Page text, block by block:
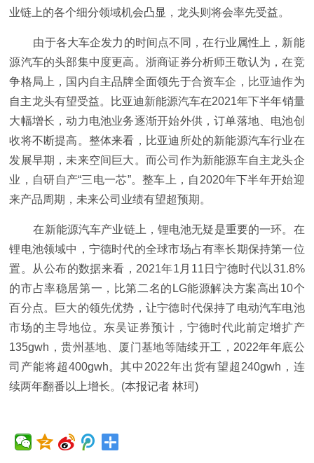
业链上的各个细分领域机会凸显，龙头则将会率先受益。
由于各大车企发力的时间点不同，在行业属性上，新能
源汽车的头部集中度更高。浙商证券分析师王敬认为，在竞
争格局上，国内自主品牌全面领先于合资车企，比亚迪作为
自主龙头有望受益。比亚迪新能源汽车在2021年下半年销量
大幅增长，动力电池业务逐渐开始外供，订单落地、电池创
收将不断提高。整体来看，比亚迪所处的新能源汽车行业在
发展早期，未来空间巨大。而公司作为新能源车自主龙头企
业，自研自产“三电一芯”。整车上，自2020年下半年开始迎
来产品周期，未来公司业绩有望超预期。
在新能源汽车产业链上，锂电池无疑是重要的一环。在
锂电池领域中，宁德时代的全球市场占有率长期保持第一位
置。从公布的数据来看，2021年1月11日宁德时代以31.8%
的市占率稳居第一，比第二名的LG能源解决方案高出10个
百分点。巨大的领先优势，让宁德时代保持了电动汽车电池
市场的主导地位。东吴证券预计，宁德时代此前定增扩产
135gwh，贵州基地、厦门基地等陆续开工，2022年年底公
司产能将超400gwh。其中2022年出货有望超240gwh，连
续两年翻番以上增长。(本报记者 林珂)